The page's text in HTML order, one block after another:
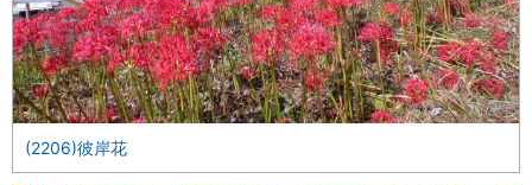
(2206)彼岸花